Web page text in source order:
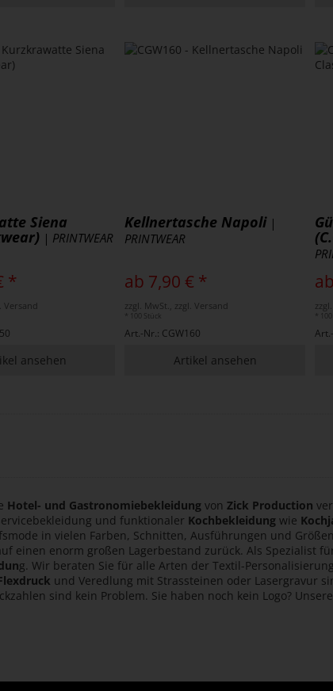
Siena
| PRINTWEAR
*
Versand
ansehen
Kellnertasche Napoli|
PRINTWEAR
ab 7,90 € *
zzgl. MwSt., zzgl. Versand
* 100 Stück
Art.-Nr.: CGW160
Artikel ansehen
*
Hotel- und Gastronomiebekleidung von Zick Production
und funktionaler Kochbekleidung wie
in vielen Farben, Schnitten, Ausführungen und
einen enorm großen Lagerbestand zurück. Als Spezialist
g. Wir beraten Sie für alle Arten der Textil-
und Veredlung mit Strassteinen oder Lasergravur
sind kein Problem. Sie haben noch kein Logo?